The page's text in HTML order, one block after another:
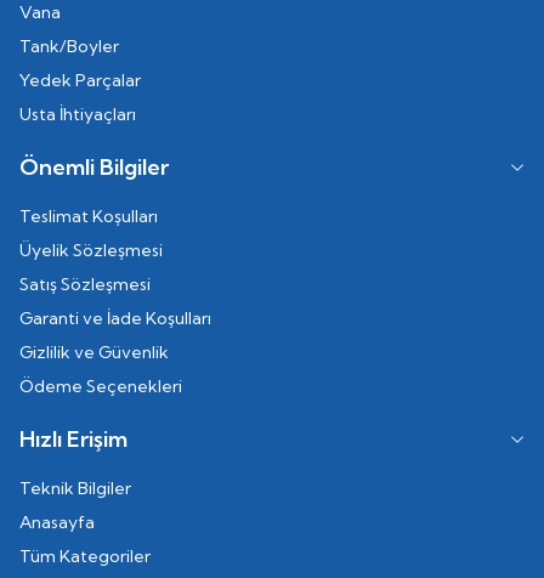
Vana
Tank/Boyler
Yedek Parçalar
Usta İhtiyaçları
Önemli Bilgiler
Teslimat Koşulları
Üyelik Sözleşmesi
Satış Sözleşmesi
Garanti ve İade Koşulları
Gizlilik ve Güvenlik
Ödeme Seçenekleri
Hızlı Erişim
Teknik Bilgiler
Anasayfa
Tüm Kategoriler